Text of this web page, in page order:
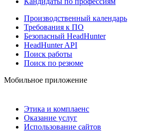
Производственный календарь
Требования к ПО
Безопасный HeadHunter
HeadHunter API
Поиск работы
Поиск по резюме
Мобильное приложение
Этика и комплаенс
Оказание услуг
Использование сайтов